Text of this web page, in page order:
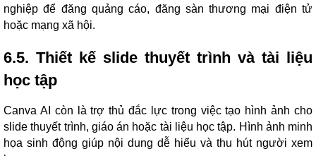
nghiệp để đăng quảng cáo, đăng sàn thương mại điện tử
hoặc mạng xã hội.
6.5. Thiết kế slide thuyết trình và tài liệu
học tập
Canva AI còn là trợ thủ đắc lực trong việc tạo hình ảnh cho
slide thuyết trình, giáo án hoặc tài liệu học tập. Hình ảnh minh
họa sinh động giúp nội dung dễ hiểu và thu hút người xem